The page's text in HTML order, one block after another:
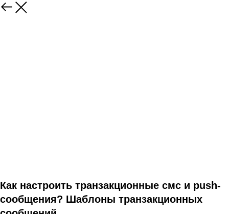
Как настроить транзакционные смс и push-
сообщения? Шаблоны транзакционных